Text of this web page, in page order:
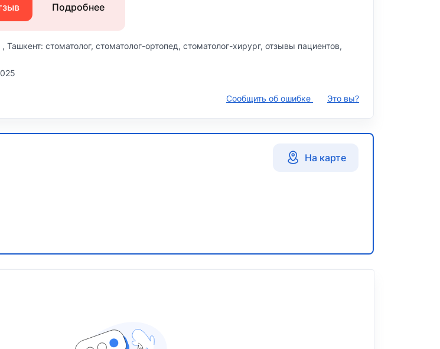
Подробнее
стоматолог, стоматолог-ортопед, стоматолог-хирург, отзывы пациентов,
Сообщить об ошибке Это вы?
На карте